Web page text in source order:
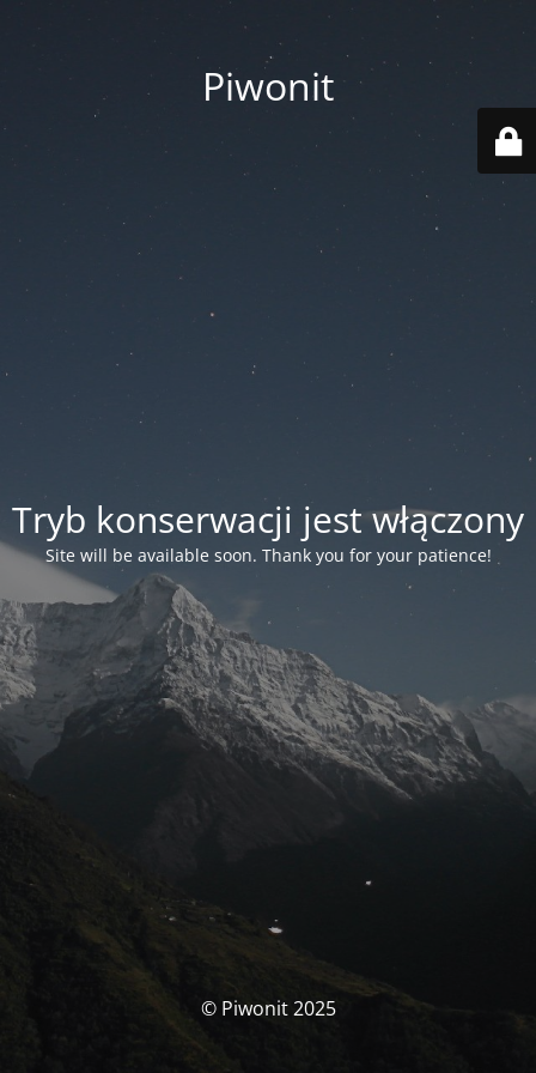
Piwonit
Tryb konserwacji jest włączony
Site will be available soon. Thank you for your patience!
© Piwonit 2025